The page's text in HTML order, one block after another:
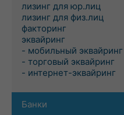
лизинг для юр.лиц
лизинг для физ.лиц
факторинг
эквайринг
- мобильный эквайринг
- торговый эквайринг
- интернет-эквайринг
Банки